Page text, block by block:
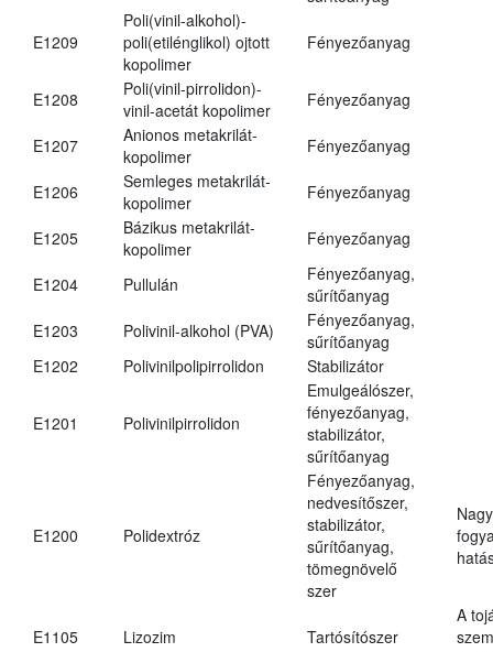
E1209
Poli(vinil-alkohol)-
poli(etilénglikol) ojtott
kopolimer
Fényezőanyag
E1208
Poli(vinil-pirrolidon)-
vinil-acetát kopolimer
Fényezőanyag
E1207
Anionos metakrilát-
kopolimer
Fényezőanyag
E1206
Semleges metakrilát-
kopolimer
Fényezőanyag
E1205
Bázikus metakrilát-
kopolimer
Fényezőanyag
E1204 Pullulán
Fényezőanyag,
sűrítőanyag
E1203
Polivinil-alkohol (PVA)
Fényezőanyag,
sűrítőanyag
E1202
Polivinilpolipirrolidon Stabilizátor
E1201 Polivinilpirrolidon
Emulgeálószer,
fényezőanyag,
stabilizátor,
sűrítőanyag
E1200 Polidextróz
Fényezőanyag,
nedvesítőszer,
stabilizátor,
sűrítőanyag,
tömegnövelő
szer
E1105 Lizozim Tartósítószer
A